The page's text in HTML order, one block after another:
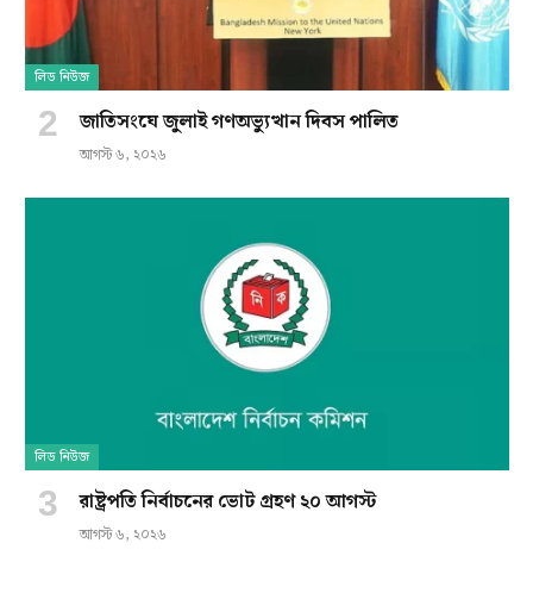
লিড নিউজ
জাতিসংঘে জুলাই গণঅভ্যুত্থান দিবস পালিত
আগস্ট ৬, ২০২৬
লিড নিউজ
রাষ্ট্রপতি নির্বাচনের ভোট গ্রহণ ২০ আগস্ট
আগস্ট ৬, ২০২৬